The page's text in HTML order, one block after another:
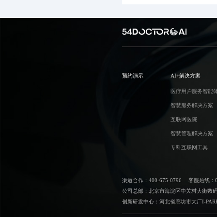
预约演示 AI+解决方案
医疗用户服务智能
智慧服务解决方案
互联网医院
智慧管理解决方案
专科互联网工具
渠道合作：400-675-0796
客服热线：
公司总部：北京市海淀区中关村大街数
创新研发中心：河北省廊坊市大厂I-